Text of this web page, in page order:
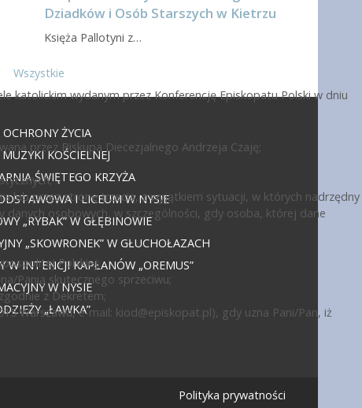
Dziadków i Osób Starszych w Kietrzu
Księża Pallotyni z…
Wszystkie
ŻYCIA
KOŚCIELNEJ
ŚWIĘTEGO KRZYŻA
I LICEUM W NYSIE
„RYBAK” W GŁĘBINOWIE
„SKOWRONEK” W GŁUCHOŁAZACH
W INTENCJI KAPŁANÓW „OREMUS”
W NYSIE
„ŁAWKA”
Polityka prywatności
katolickim wydanym przez Konferencję Episkopatu Polski w dniu
przez Biskupa Diecezjalnego Andrzeja Czaję;
lub przez stronę trzecią, z wyjątkiem sytuacji, w których nadrzędny
osobowych, w szczególności, gdy osoba, której dane
Polskiej;
Panią skutecznego sprzeciwu;
z Dekretem;
Warszawa, e-mail: kiod@episkopat.pl), gdy uzna Pani/Pan, iż